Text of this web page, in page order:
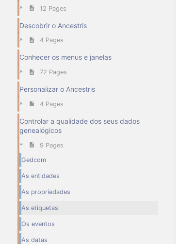
12 Pages
Descobrir o Ancestris
4 Pages
Conhecer os menus e janelas
72 Pages
Personalizar o Ancestris
4 Pages
Controlar a qualidade dos seus dados
genealógicos
9 Pages
Gedcom
As entidades
As propriedades
As etiquetas
Os eventos
As datas